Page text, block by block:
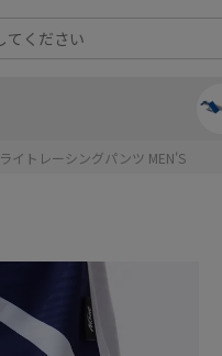
レーシング
消耗品・ス
ライトレーシングパンツ MEN'S